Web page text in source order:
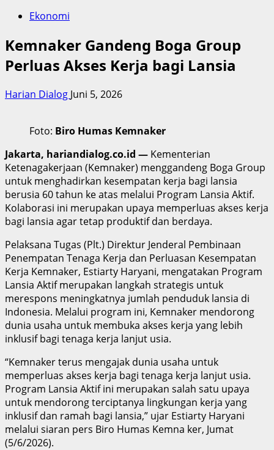
Ekonomi
Kemnaker Gandeng Boga Group
Perluas Akses Kerja bagi Lansia
Harian Dialog Juni 5, 2026
Foto: Biro Humas Kemnaker
Jakarta, hariandialog.co.id — Kementerian
Ketenagakerjaan (Kemnaker) menggandeng Boga Group
untuk menghadirkan kesempatan kerja bagi lansia
berusia 60 tahun ke atas melalui Program Lansia Aktif.
Kolaborasi ini merupakan upaya memperluas akses kerja
bagi lansia agar tetap produktif dan berdaya.
Pelaksana Tugas (Plt.) Direktur Jenderal Pembinaan
Penempatan Tenaga Kerja dan Perluasan Kesempatan
Kerja Kemnaker, Estiarty Haryani, mengatakan Program
Lansia Aktif merupakan langkah strategis untuk
merespons meningkatnya jumlah penduduk lansia di
Indonesia. Melalui program ini, Kemnaker mendorong
dunia usaha untuk membuka akses kerja yang lebih
inklusif bagi tenaga kerja lanjut usia.
“Kemnaker terus mengajak dunia usaha untuk
memperluas akses kerja bagi tenaga kerja lanjut usia.
Program Lansia Aktif ini merupakan salah satu upaya
untuk mendorong terciptanya lingkungan kerja yang
inklusif dan ramah bagi lansia,” ujar Estiarty Haryani
melalui siaran pers Biro Humas Kemna ker, Jumat
(5/6/2026).